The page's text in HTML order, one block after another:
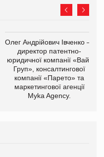
Олег Андрійович Івченко —
директор патентно-
юридичної компанії «Вайз
Груп», консалтингової
компанії «Парето» та
маркетингової агенції
Myka Agency.